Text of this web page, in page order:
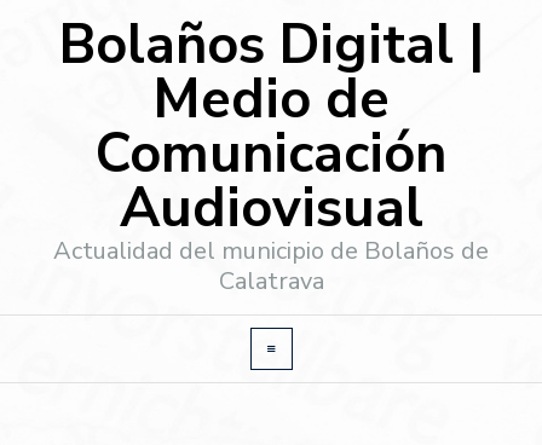
Bolaños Digital |
Medio de
Comunicación
Audiovisual
Actualidad del municipio de Bolaños de
Calatrava